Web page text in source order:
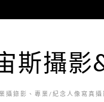
斯攝影
攝錄影、專業/紀念人像寫